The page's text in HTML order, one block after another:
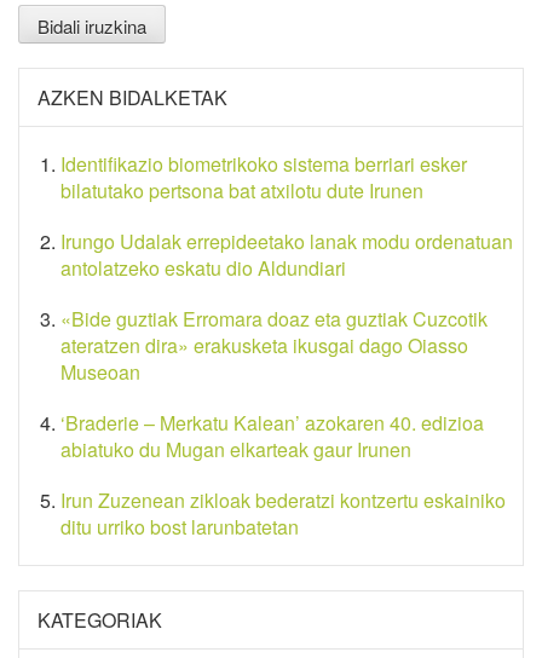
AZKEN BIDALKETAK
Identifikazio biometrikoko sistema berriari esker
bilatutako pertsona bat atxilotu dute Irunen
Irungo Udalak errepideetako lanak modu ordenatuan
antolatzeko eskatu dio Aldundiari
«Bide guztiak Erromara doaz eta guztiak Cuzcotik
ateratzen dira» erakusketa ikusgai dago Oiasso
Museoan
‘Braderie – Merkatu Kalean’ azokaren 40. edizioa
abiatuko du Mugan elkarteak gaur Irunen
Irun Zuzenean zikloak bederatzi kontzertu eskainiko
ditu urriko bost larunbatetan
KATEGORIAK